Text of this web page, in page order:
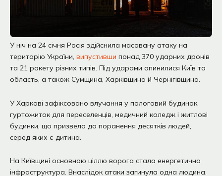
У ніч на 24 січня Росія здійснила масовану атаку на
територію України, випустивши понад 370 ударних дронів
та 21 ракету різних типів. Під ударами опинилися Київ та
область, а також Сумщина, Харківщина й Чернігівщина.
У Харкові зафіксовано влучання у пологовий будинок,
гуртожиток для переселенців, медичний коледж і житлові
будинки, що призвело до поранення десятків людей,
серед яких є дитина.
На Київщині основною ціллю ворога стала енергетична
інфраструктура. Внаслідок атаки загинула одна людина.